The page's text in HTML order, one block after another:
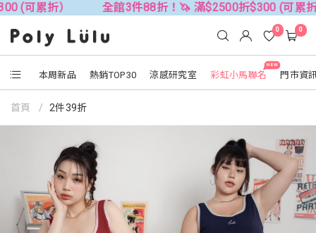
累折） 全館3件88折！🦄 滿$2500折$300 (可累折）
本周新品 熱銷TOP30 涼感研究室
NEW
彩虹小馬聯名 門市資
0 0
首頁 2件39折